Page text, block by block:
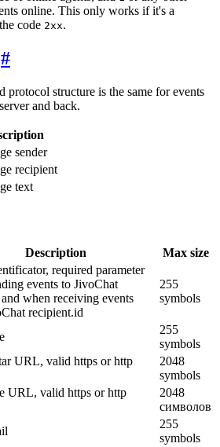
online. This only works if it's a
code 2xx.
#
protocol structure is the same for events
and back.
sender
recipient
text
Description Max size
required parameter
events to JivoChat
when receiving events
recipient.id
255
symbols
255
symbols
URL, valid https or http
2048
symbols
URL, valid https or http
2048
символов
255
symbols